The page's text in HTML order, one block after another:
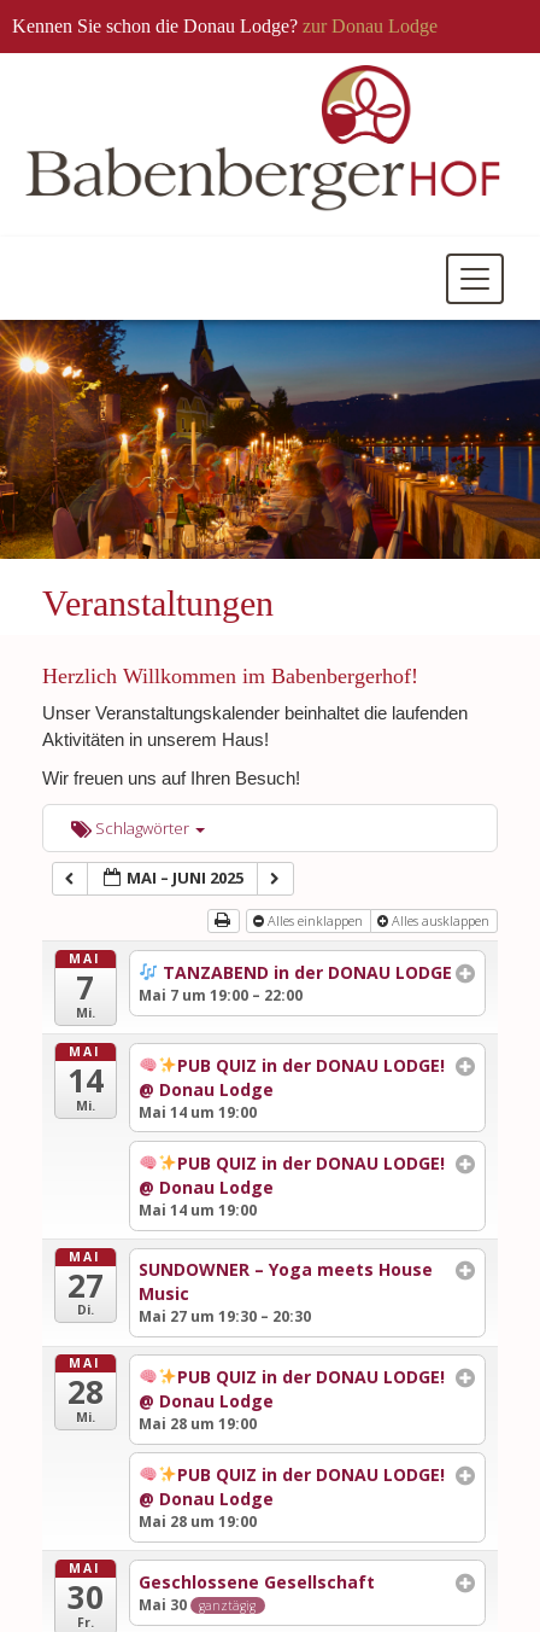
Kennen Sie schon die Donau Lodge? zur Donau Lodge
Mobile
Veranstaltungen
Herzlich Willkommen im Babenbergerhof!
Unser Veranstaltungskalender beinhaltet die laufenden
Aktivitäten in unserem Haus!
Wir freuen uns auf Ihren Besuch!
Schlagwörter
MAI – JUNI 2025
Alles einklappen Alles ausklappen
MAI
7
Mi.
TANZABEND in der DONAU LODGE
Mai 7 um 19:00 – 22:00
MAI
14
Mi.
PUB QUIZ in der DONAU LODGE!
@ Donau Lodge
Mai 14 um 19:00
PUB QUIZ in der DONAU LODGE!
@ Donau Lodge
Mai 14 um 19:00
MAI
27
Di.
SUNDOWNER – Yoga meets House
Music
Mai 27 um 19:30 – 20:30
MAI
28
Mi.
PUB QUIZ in der DONAU LODGE!
@ Donau Lodge
Mai 28 um 19:00
PUB QUIZ in der DONAU LODGE!
@ Donau Lodge
Mai 28 um 19:00
MAI
30
Fr.
Geschlossene Gesellschaft
Mai 30 ganztägig